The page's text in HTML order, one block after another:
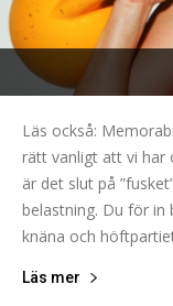
Läs också:
rätt vanligt att vi har
är det slut på
belastning. Du för in
knäna och
Läs mer